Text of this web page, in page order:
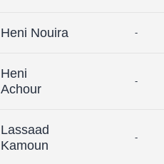
Heni Nouira -
Heni
Achour
-
Lassaad
Kamoun
-